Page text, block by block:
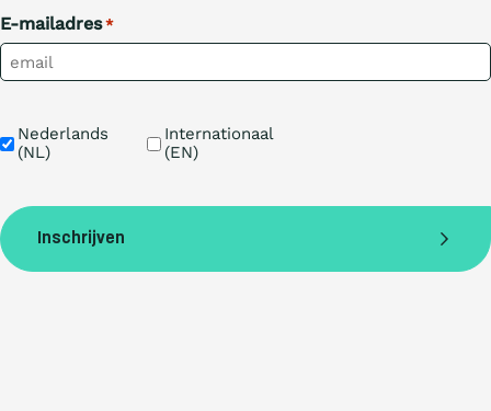
E-mailadres *
TaalNederlands
(NL)
Internationaal
(EN)
Inschrijven